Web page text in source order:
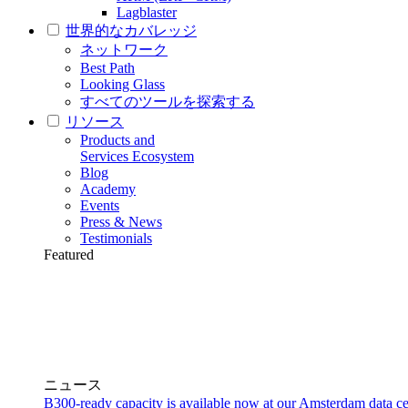
Lagblaster
世界的なカバレッジ
ネットワーク
Best Path
Looking Glass
すべてのツールを探索する
リソース
Products and
Services Ecosystem
Blog
Academy
Events
Press & News
Testimonials
Featured
ニュース
B300-ready capacity is available now at our Amsterdam data